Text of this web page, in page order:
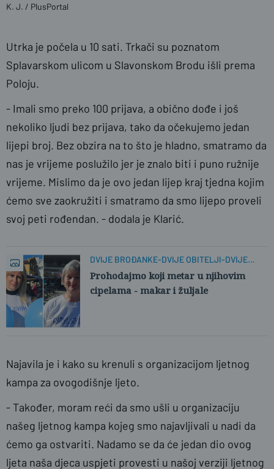
K. J. / PlusPortal
Utrka je počela u 10 sati. Trkači su poznatom
Splavarskom ulicom u Slavonskom Brodu išli prema
Poloju.
- Imali smo preko 100 prijava, a obično dođe i još
nekoliko ljudi bez prijava, tako da očekujemo jedan
lijepi broj. Bez obzira na to što je hladno, smatramo da
nas je vrijeme poslužilo jer je znalo biti i puno ružnije
vrijeme. Mislimo da je ovo jedan lijep kraj tjedna kojim
ćemo sve zaokružiti i smatramo da smo lijepo proveli
svoj peti rođendan. - dodala je Klarić.
DVIJE BROĐANKE-DVIJE OBITELJI-DVIJE
HRABRE PRIČE
Prohodajmo koji metar u njihovim
cipelama - makar i žuljale
Najavila je i kako su krenuli s organizacijom ljetnog
kampa za ovogodišnje ljeto.
- Također, moram reći da smo ušli u organizaciju
našeg ljetnog kampa kojeg smo najavljivali u nadi da
ćemo ga ostvariti. Nadamo se da će jedan dio ovog
ljeta naša djeca uspjeti provesti u našoj verziji ljetnog